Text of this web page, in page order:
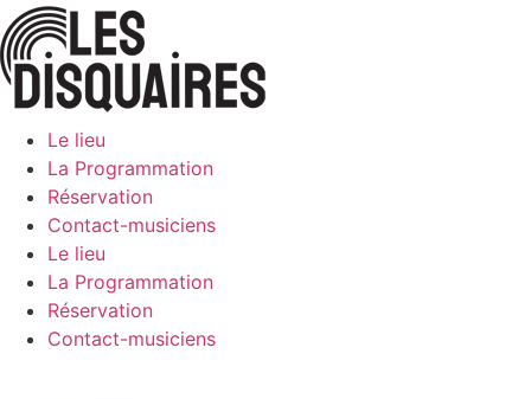
Skip
to
content
Le lieu
La Programmation
Réservation
Contact-musiciens
Le lieu
La Programmation
Réservation
Contact-musiciens